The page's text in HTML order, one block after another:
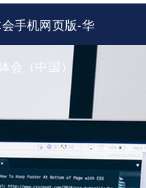
手机网页版-华
会（中国）